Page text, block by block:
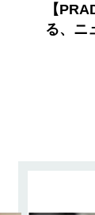
高橋
定番、